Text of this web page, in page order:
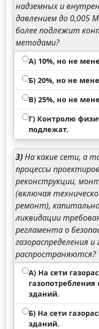
надземных и
давлением до 0,005
более подлежит
методами?
А) 10%, но не
Б) 20%, но не
В) 25%, но не
Г) Контролю
подлежат.
3)На какие сети, а
процессы
реконструкции,
(включая
ремонт),
ликвидации
регламента о
газораспределения
распространяются?
А) На сети
зданий.
Б) На сети
зданий.